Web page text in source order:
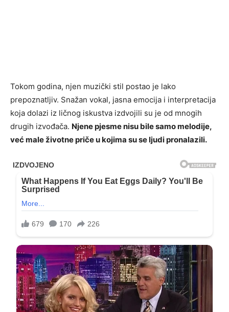
Tokom godina, njen muzički stil postao je lako
prepoznatljiv. Snažan vokal, jasna emocija i interpretacija
koja dolazi iz ličnog iskustva izdvojili su je od mnogih
drugih izvođača. Njene pjesme nisu bile samo melodije,
već male životne priče u kojima su se ljudi pronalazili.